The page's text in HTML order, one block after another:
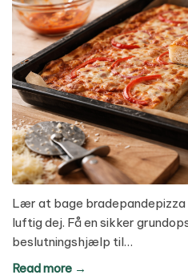
Lær at bage bradepandepizza
luftig dej. Få en sikker
beslutningshjælp til…
Read more →